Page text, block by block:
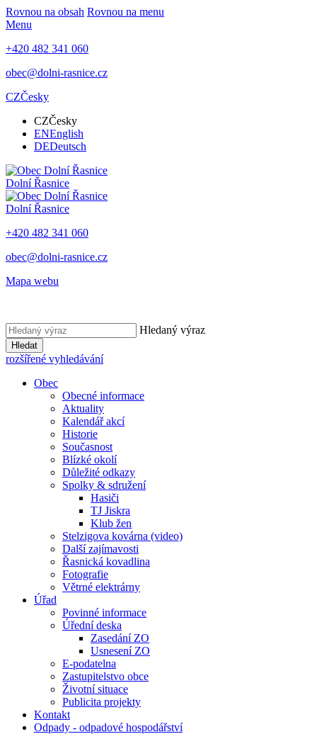
Rovnou na obsah Rovnou na menu
Menu
+420 482 341 060
obec@dolni-rasnice.cz
CZČesky
CZČesky
ENEnglish
DEDeutsch
Dolní Řasnice
Dolní Řasnice
+420 482 341 060
obec@dolni-rasnice.cz
Mapa webu
Hledaný výraz
Hledat
rozšířené vyhledávání
Obec
Obecné informace
Aktuality
Kalendář akcí
Historie
Současnost
Blízké okolí
Důležité odkazy
Spolky & sdružení
Hasiči
TJ Jiskra
Klub žen
Stelzigova kovárna (video)
Další zajímavosti
Řasnická kovadlina
Fotografie
Větrné elektrárny
Úřad
Povinné informace
Úřední deska
Zasedání ZO
Usnesení ZO
E-podatelna
Zastupitelstvo obce
Životní situace
Publicita projekty
Kontakt
Odpady - odpadové hospodářství